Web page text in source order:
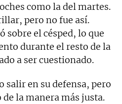
como la del martes.
pero no fue así.
sobre el césped, lo que
durante el resto de la
a ser cuestionado.
salir en su defensa, pero
la manera más justa.